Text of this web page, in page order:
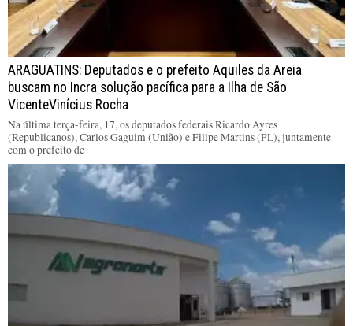
ARAGUATINS: Deputados e o prefeito Aquiles da Areia
buscam no Incra solução pacífica para a Ilha de São
VicenteVinícius Rocha
Na última terça-feira, 17, os deputados federais Ricardo Ayres
(Republicanos), Carlos Gaguim (União) e Filipe Martins (PL), juntamente
com o prefeito de